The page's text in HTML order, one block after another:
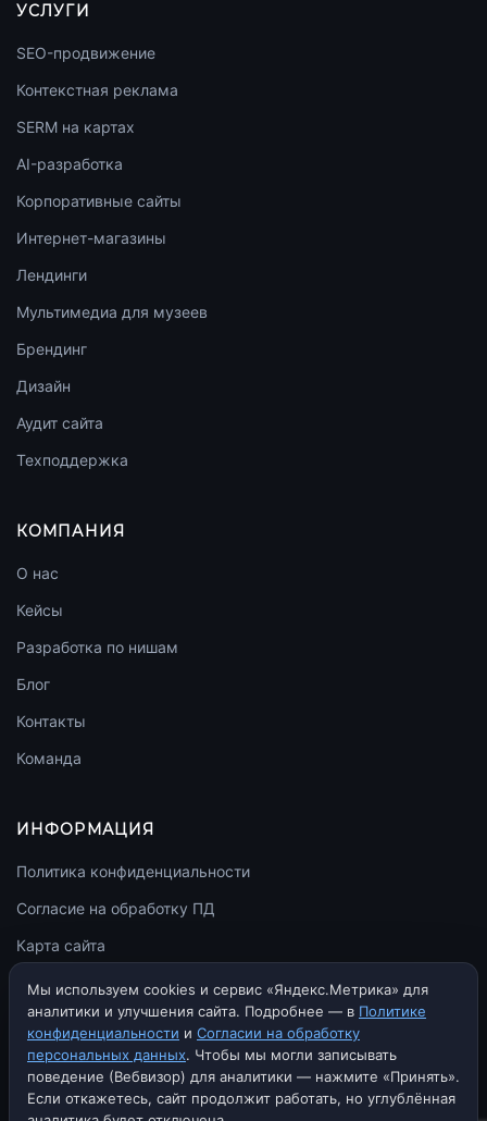
УСЛУГИ
SEO-продвижение
Контекстная реклама
SERM на картах
AI-разработка
Корпоративные сайты
Интернет-магазины
Лендинги
Мультимедиа для музеев
Брендинг
Дизайн
Аудит сайта
Техподдержка
КОМПАНИЯ
О нас
Кейсы
Разработка по нишам
Блог
Контакты
Команда
ИНФОРМАЦИЯ
Политика конфиденциальности
Согласие на обработку ПД
Карта сайта
llms.txt
© 2010–2026 rekkom.agency. Все права защищены.
Политика конфиденциальностиСогласие на обработку ПД
Мы используем cookies и сервис «Яндекс.Метрика» для
аналитики и улучшения сайта. Подробнее — в Политике
конфиденциальности и Согласии на обработку
персональных данных. Чтобы мы могли записывать
поведение (Вебвизор) для аналитики — нажмите «Принять».
Если откажетесь, сайт продолжит работать, но углублённая